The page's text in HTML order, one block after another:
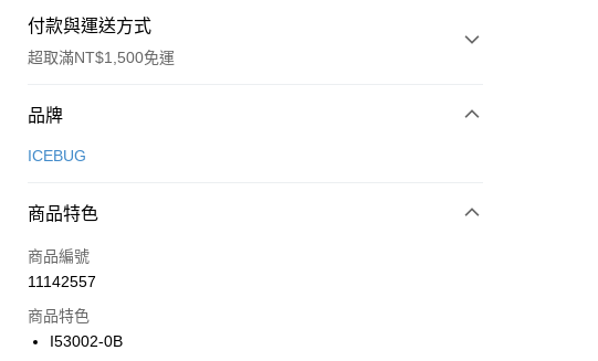
付款與運送方式
超取滿NT$1,500免運
付款方式
信用卡一次付款
合作金庫商業銀行
華南商業銀行
上海商業儲蓄銀行
國泰世華商業銀行
LINE Pay
Apple Pay
品牌
ICEBUG
商品特色
商品編號
11142557
商品特色
I53002-0B